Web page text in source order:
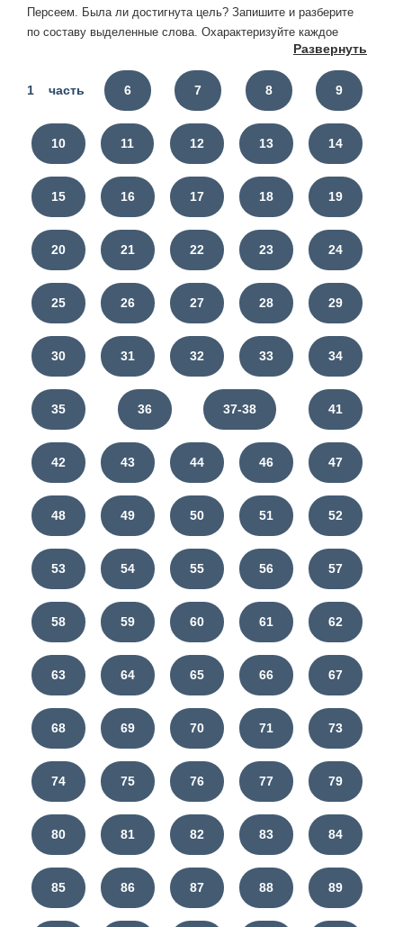
Развернуть
Персеем. Была ли достигнута цель? Запишите и разберите
по составу выделенные слова. Охарактеризуйте каждое
1 часть 6 7 8 9
10 11 12 13 14
15 16 17 18 19
20 21 22 23 24
25 26 27 28 29
30 31 32 33 34
35 36 37-38 41
42 43 44 46 47
48 49 50 51 52
53 54 55 56 57
58 59 60 61 62
63 64 65 66 67
68 69 70 71 73
74 75 76 77 79
80 81 82 83 84
85 86 87 88 89